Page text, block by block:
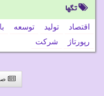
تگها
اقتصاد تولید توسعه
رپورتاژ
شركت